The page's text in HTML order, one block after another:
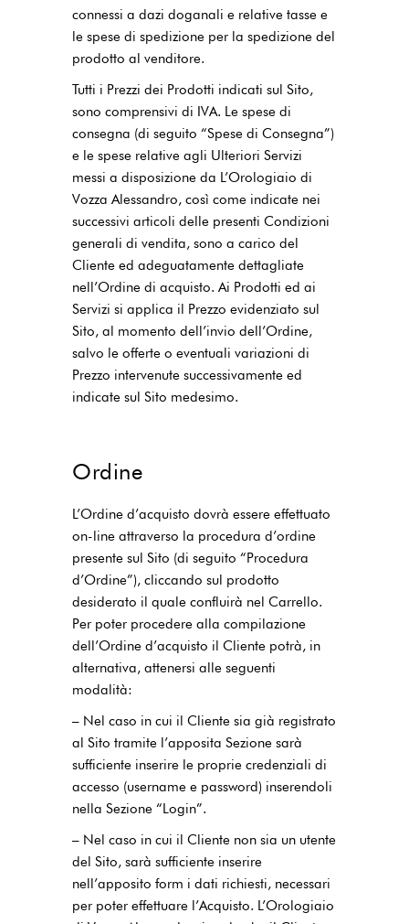
connessi a dazi doganali e relative tasse e
le spese di spedizione per la spedizione del
prodotto al venditore.
Tutti i Prezzi dei Prodotti indicati sul Sito,
sono comprensivi di IVA. Le spese di
consegna (di seguito “Spese di Consegna”)
e le spese relative agli Ulteriori Servizi
messi a disposizione da L’Orologiaio di
Vozza Alessandro, così come indicate nei
successivi articoli delle presenti Condizioni
generali di vendita, sono a carico del
Cliente ed adeguatamente dettagliate
nell’Ordine di acquisto. Ai Prodotti ed ai
Servizi si applica il Prezzo evidenziato sul
Sito, al momento dell’invio dell’Ordine,
salvo le offerte o eventuali variazioni di
Prezzo intervenute successivamente ed
indicate sul Sito medesimo.
Ordine
L’Ordine d’acquisto dovrà essere effettuato
on-line attraverso la procedura d’ordine
presente sul Sito (di seguito “Procedura
d’Ordine”), cliccando sul prodotto
desiderato il quale confluirà nel Carrello.
Per poter procedere alla compilazione
dell’Ordine d’acquisto il Cliente potrà, in
alternativa, attenersi alle seguenti
modalità:
– Nel caso in cui il Cliente sia già registrato
al Sito tramite l’apposita Sezione sarà
sufficiente inserire le proprie credenziali di
accesso (username e password) inserendoli
nella Sezione “Login”.
– Nel caso in cui il Cliente non sia un utente
del Sito, sarà sufficiente inserire
nell’apposito form i dati richiesti, necessari
per poter effettuare l’Acquisto. L’Orologiaio